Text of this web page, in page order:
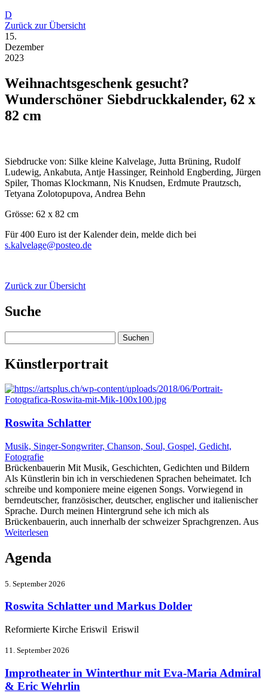
D
Zurück zur Übersicht
15.
Dezember
2023
Weihnachtsgeschenk gesucht?
Wunderschöner Siebdruckkalender, 62 x
82 cm
Siebdrucke von: Silke kleine Kalvelage, Jutta Brüning, Rudolf
Ludewig, Ankabuta, Antje Hassinger, Reinhold Engberding, Jürgen
Spiler, Thomas Klockmann, Nis Knudsen, Erdmute Prautzsch,
Tetyana Zolotopupova, Andrea Behn
Grösse: 62 x 82 cm
Für 400 Euro ist der Kalender dein, melde dich bei
s.kalvelage@posteo.de
Zurück zur Übersicht
Suche
nach:
Künstlerportrait
Roswita Schlatter
Musik, Singer-Songwriter, Chanson, Soul, Gospel, Gedicht,
Fotografie
Brückenbauerin Mit Musik, Geschichten, Gedichten und Bildern
Als Künstlerin bin ich in verschiedenen Sprachen beheimatet. Ich
schreibe und komponiere meine eigenen Songs. Vorwiegend in
berndeutscher, französischer, deutscher, englischer und italienischer
Sprache. Durch meinen Hintergrund sehe ich mich als
Brückenbauerin, auch innerhalb der schweizer Sprachgrenzen. Aus
Weiterlesen
Agenda
5. September 2026
Roswita Schlatter und Markus Dolder
Reformierte Kirche Eriswil Eriswil
11. September 2026
Improtheater in Winterthur mit Eva-Maria Admiral
& Eric Wehrlin